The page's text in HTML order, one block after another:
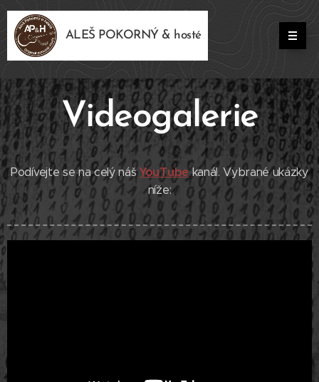
ALEŠ POKORNÝ & hosté
Videogalerie
Podívejte se na celý nášYouTubekanál. Vybrané ukázky
níže: